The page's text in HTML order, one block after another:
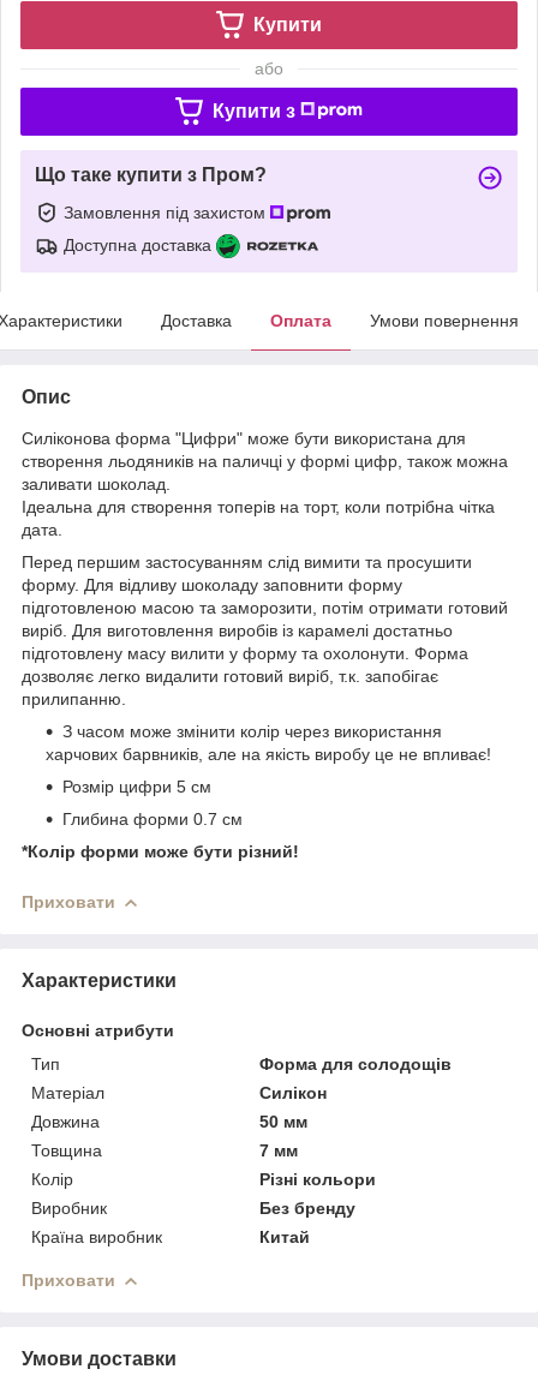
Купити
або
Купити з
Що таке купити з Пром?
Замовлення під захистом
Доступна доставка
Доставка Оплата Умови повернення
Опис
Силіконова форма "Цифри" може бути використана для
створення льодяників на паличці у формі цифр, також можна
заливати шоколад.
Ідеальна для створення топерів на торт, коли потрібна чітка
дата.
Перед першим застосуванням слід вимити та просушити
форму. Для відливу шоколаду заповнити форму
підготовленою масою та заморозити, потім отримати готовий
виріб. Для виготовлення виробів із карамелі достатньо
підготовлену масу вилити у форму та охолонути. Форма
дозволяє легко видалити готовий виріб, т.к. запобігає
прилипанню.
З часом може змінити колір через використання
харчових барвників, але на якість виробу це не впливає!
Розмір цифри 5 см
Глибина форми 0.7 см
*Колір форми може бути різний!
Приховати
Характеристики
Основні атрибути
Тип
Форма для солодощів
Матеріал
Силікон
Довжина
50 мм
Товщина
7 мм
Колір
Різні кольори
Виробник
Без бренду
Країна виробник
Китай
Приховати
Умови доставки